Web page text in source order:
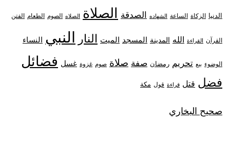
الدنيا الزكاة الساعة الشهاده الصدقة الصلاة الصلاه الصوم الطعام الفتن
القرآن القراءة الله المدينة المسجد الميت النار النبي النساء
الوضوء بيع تحريم رمضان صفة صلاة صوم غزوة غسل فضائل
فضل قتل قراءة قول مكة
صحيح البخاري